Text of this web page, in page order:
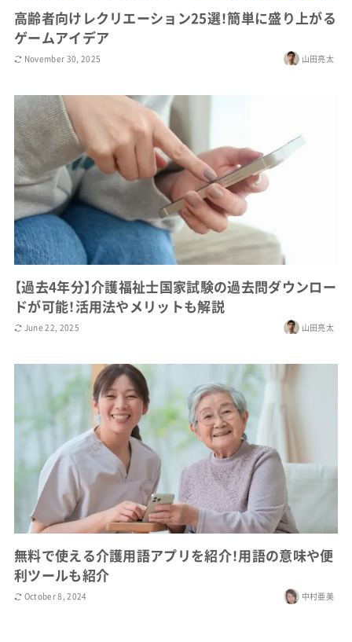
高齢者向けレクリエーション25選！簡単に盛り上がる
ゲームアイデア
November 30, 2025 山田亮太
【過去4年分】介護福祉士国家試験の過去問ダウンロー
ドが可能！活用法やメリットも解説
June 22, 2025 山田亮太
無料で使える介護用語アプリを紹介！用語の意味や便
利ツールも紹介
October 8, 2024 中村亜美